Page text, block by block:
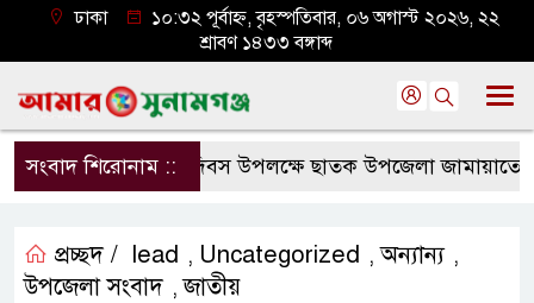
ঢাকা
১০:৩২ পূর্বাহ্ন, বৃহস্পতিবার, ০৬ অগাস্ট ২০২৬, ২২
শ্রাবণ ১৪৩৩ বঙ্গাব্দ
সংবাদ শিরোনাম ::
জুলাই শহীদ দিবস উপলক্ষে ছাতক উপজেলা জামায়াতের
প্রচ্ছদ / lead , Uncategorized ,অন্যান্য ,
উপজেলা সংবাদ ,জাতীয়